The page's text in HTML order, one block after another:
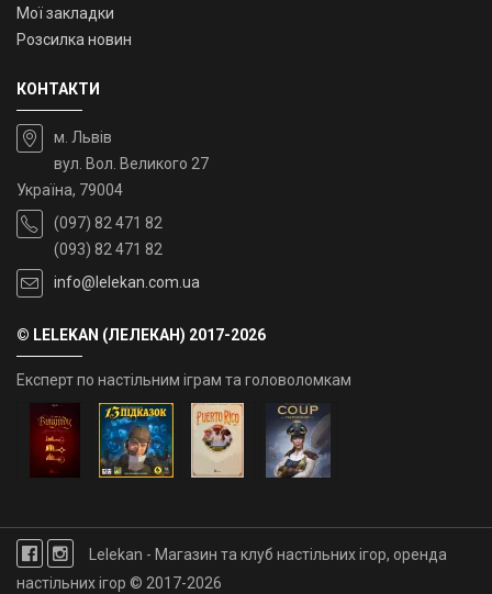
Мої закладки
Розсилка новин
КОНТАКТИ
м. Львів
вул. Вол. Великого 27
Україна, 79004
(097) 82 471 82
(093) 82 471 82
info@lelekan.com.ua
© LELEKAN (ЛЕЛЕКАН) 2017-2026
Експерт по настільним іграм та головоломкам
Lelekan - Магазин та клуб настільних ігор, оренда
настільних ігор © 2017-2026